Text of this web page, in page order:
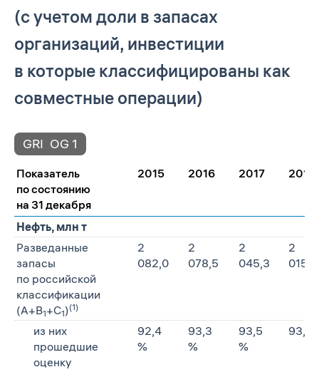
(с учетом доли в запасах
организаций, инвестиции
в которые классифицированы как
совместные операции)
GRI OG 1
Показатель
по состоянию
на 31 декабря
2015 2016 2017 2018
Нефть, млн т
Разведанные
запасы
по российской
классификации
(А+В1+С1)(1)
2
082,0
2
078,5
2
045,3
2
015,7
из них
прошедшие
оценку
92,4
%
93,3
%
93,5
%
93,9